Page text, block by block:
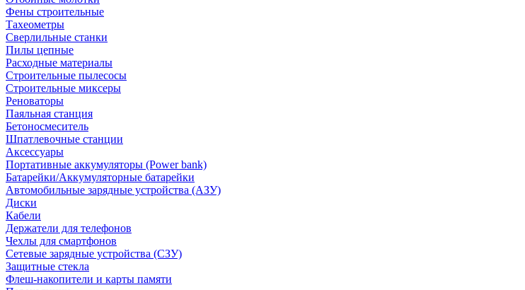
Фены строительные
Тахеометры
Сверлильные станки
Пилы цепные
Расходные материалы
Строительные пылесосы
Строительные миксеры
Реноваторы
Паяльная станция
Бетоносмеситель
Шпатлевочные станции
Аксессуары
Портативные аккумуляторы (Power bank)
Батарейки/Аккумуляторные батарейки
Автомобильные зарядные устройства (АЗУ)
Диски
Кабели
Держатели для телефонов
Чехлы для смартфонов
Сетевые зарядные устройства (СЗУ)
Защитные стекла
Флеш-накопители и карты памяти